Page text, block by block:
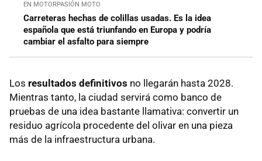
EN MOTORPASIÓN MOTO
Carreteras hechas de colillas usadas. Es la idea
española que está triunfando en Europa y podría
cambiar el asfalto para siempre
Los resultados definitivos no llegarán hasta 2028.
Mientras tanto, la ciudad servirá como banco de
pruebas de una idea bastante llamativa: convertir un
residuo agrícola procedente del olivar en una pieza
más de la infraestructura urbana.